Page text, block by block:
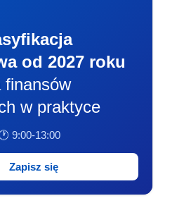
od 2027 roku
finansów
w praktyce
9:00-13:00
Zapisz się